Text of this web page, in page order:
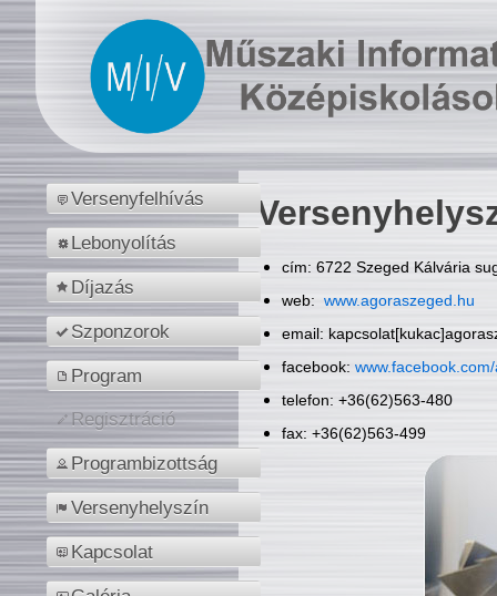
Versenyfelhívás
Lebonyolítás
Díjazás
Szponzorok
Program
Regisztráció
Programbizottság
Versenyhelyszín
Kapcsolat
cím: 6722 Szeged Kálvária
web: www.agoraszeged.hu
email:
facebook:
telefon: +36(62)563-480
fax: +36(62)563-499